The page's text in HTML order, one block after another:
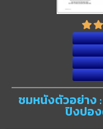
ชมหนังตัวอย่าง
ปิงปอ